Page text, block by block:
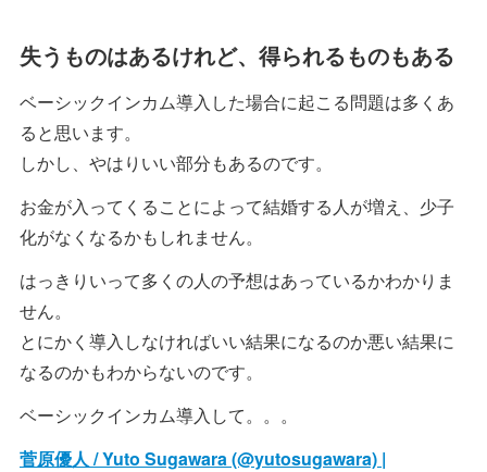
失うものはあるけれど、得られるものもある
ベーシックインカム導入した場合に起こる問題は多くあ
ると思います。
しかし、やはりいい部分もあるのです。
お金が入ってくることによって結婚する人が増え、少子
化がなくなるかもしれません。
はっきりいって多くの人の予想はあっているかわかりま
せん。
とにかく導入しなければいい結果になるのか悪い結果に
なるのかもわからないのです。
ベーシックインカム導入して。。。
菅原優人 / Yuto Sugawara (@yutosugawara) |